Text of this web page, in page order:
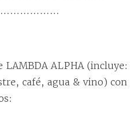
LAMBDA ALPHA (incluye:
café, agua & vino) con